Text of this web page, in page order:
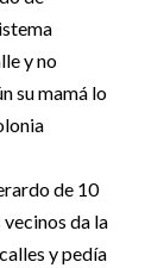
y no
su mamá lo
de 10
da la
y pedía